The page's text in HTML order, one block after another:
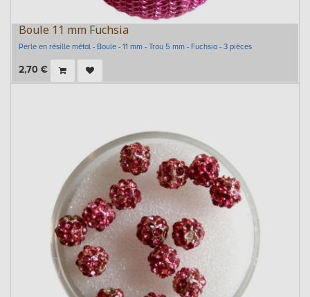
Boule 11 mm Fuchsia
Perle en résille métal - Boule - 11 mm - Trou 5 mm - Fuchsia - 3 pièces
2,70 €